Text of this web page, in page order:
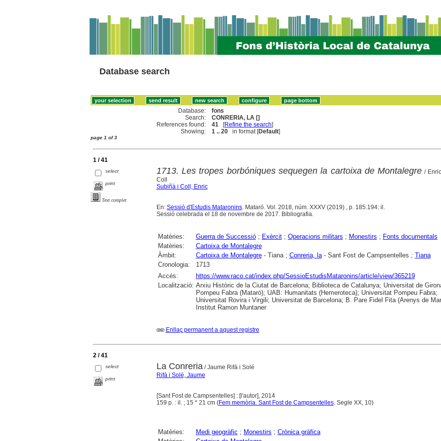
Database search
Database:
fons
Search:
CONRERIA, LA []
References found:
41 [Refine the search]
Showing:
1 .. 20 in format [Default]
page 1 of 3
1 / 41
select
print
Text complet
1713. Les tropes borbóniques sequegen la cartoixa de Montalegre /
Coll
Subiñà i Coll, Enric
En: Sessió d'Estudis Mataronins. Mataró. Vol. 2018, núm. XXXV (2019) , p. 185.194: il.
Sessió celebrada el 18 de novembre de 2017. Bibliografia.
Matèries: Guerra de Successió; Exèrcit; Operacions militars ; Monestirs ; Fonts documentals
Matèries:
Cartoixa de Montalegre
Àmbit:
Cartoixa de Montalegre- Tiana ; Conreria, la- Sant Fost de Campsentelles ; Tiana
Cronologia:
1713
Accés:
https://www.raco.cat/index.php/SessioEstudisMataronins/article/view/365219
Localització: Arxiu Històric de la Ciutat de Barcelona; Biblioteca de Catalunya; Universitat de
Pompeu Fabra (Mataró); UAB: Humanitats (Hemeroteca); Universitat Pompeu Fabra;
Universitat Rovira i Virgili; Universitat de Barcelona; B. Pare Fidel Fita (Arenys de
Institut Ramon Muntaner
Enllaç permanent a aquest registre
2 / 41
select
print
La Conreria/ Jaume Rifà i Solé
Rifà i Solé, Jaume
[Sant Fost de Campsentelles] : [l'autor], 2014
159 p. : il. ; 15 * 21 cm (Fem memòria. Sant Fost de Campsentelles. Segle XX, 10)
Matèries: Medi geogràfic ; Monestirs ; Crònica gràfica